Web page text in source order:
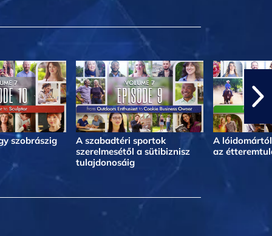
szobrászig
A szabadtéri sportok
szerelmesétől a sütibiznisz
tulajdonosáig
A lóidomártól
az